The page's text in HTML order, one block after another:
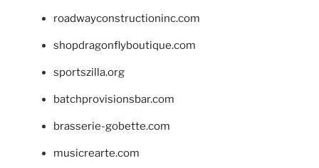
roadwayconstructioninc.com
shopdragonflyboutique.com
sportszilla.org
batchprovisionsbar.com
brasserie-gobette.com
musicrearte.com